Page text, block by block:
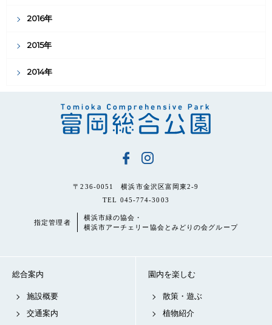
2016年
2015年
2014年
〒236-0051 横浜市金沢区富岡東2-9
TEL 045-774-3003
指定管理者
横浜市緑の協会・
横浜市アーチェリー協会とみどりの会グループ
総合案内
施設概要
交通案内
園内を楽しむ
散策・遊ぶ
植物紹介